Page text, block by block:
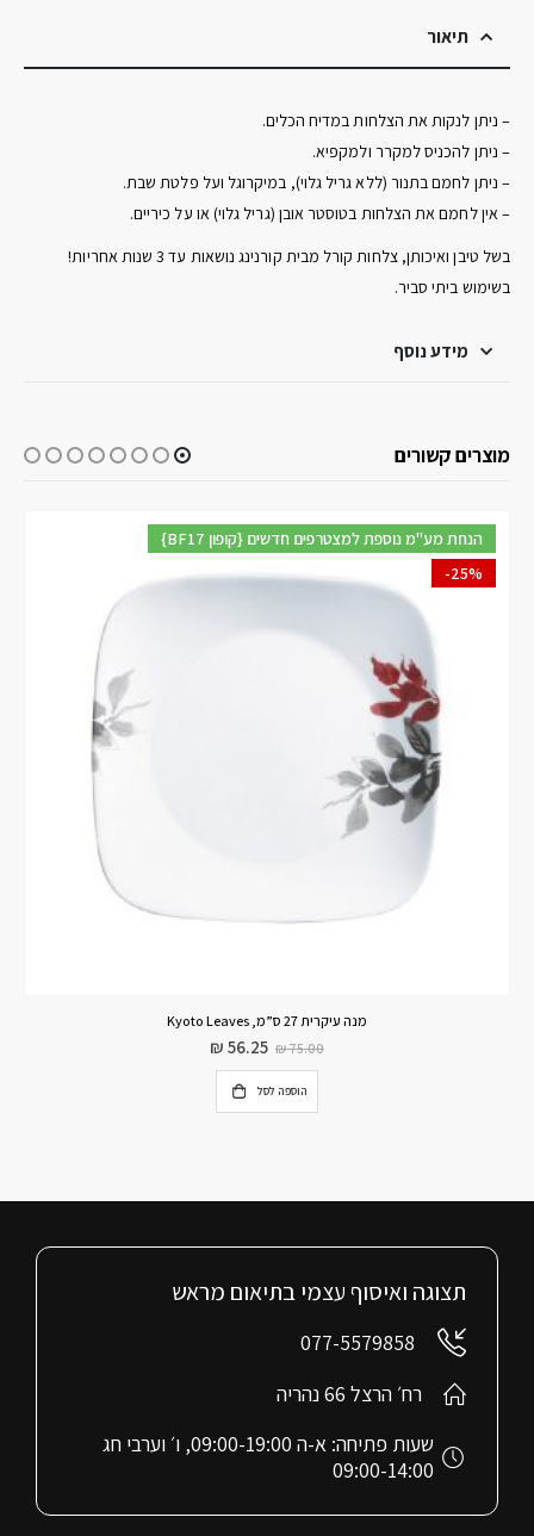
תיאור
– ניתן לנקות את הצלחות במדיח הכלים.
– ניתן להכניס למקרר ולמקפיא.
– ניתן לחמם בתנור (ללא גריל גלוי), במיקרוגל ועל פלטת שבת.
– אין לחמם את הצלחות בטוסטר אובן (גריל גלוי) או על כיריים.
בשל טיבן ואיכותן, צלחות קורל מבית קורנינג נושאות עד 3 שנות אחריות!
בשימוש ביתי סביר.
מידע נוסף
מוצרים קשורים
{BF17 קופון} הנחת מע"מ נוספת למצטרפים חדשים
מנה עיקרית 26 ס”מ, Prarie Garden Grey
₪58.00
מידע נוסף
תצוגה ואיסוף עצמי בתיאום מראש
077-5579858
רח׳ הרצל 66 נהריה
שעות פתיחה: א-ה 09:00-19:00, ו׳ וערבי חג
09:00-14:00